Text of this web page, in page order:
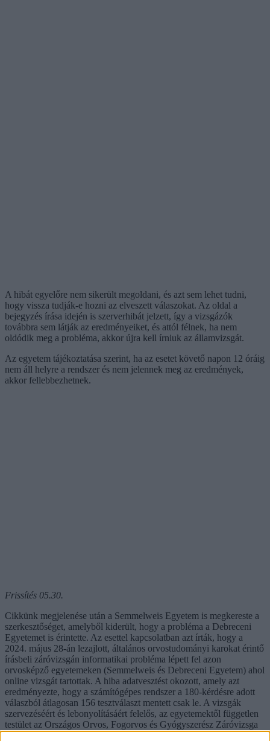
A hibát egyelőre nem sikerült megoldani, és azt sem lehet tudni,
hogy vissza tudják-e hozni az elveszett válaszokat. Az oldal a
bejegyzés írása idején is szerverhibát jelzett, így a vizsgázók
továbbra sem látják az eredményeiket, és attól félnek, ha nem
oldódik meg a probléma, akkor újra kell írniuk az államvizsgát.
Az egyetem tájékoztatása szerint, ha az esetet követő napon 12 óráig
nem áll helyre a rendszer és nem jelennek meg az eredmények,
akkor fellebbezhetnek.
Frissítés 05.30.
Cikkünk megjelenése után a Semmelweis Egyetem is megkereste a
szerkesztőséget, amelyből kiderült, hogy a probléma a Debreceni
Egyetemet is érintette. Az esettel kapcsolatban azt írták, hogy a
2024. május 28-án lezajlott, általános orvostudományi karokat érintő
írásbeli záróvizsgán informatikai probléma lépett fel azon
orvosképző egyetemeken (Semmelweis és Debreceni Egyetem) ahol
online vizsgát tartottak. A hiba adatvesztést okozott, amely azt
eredményezte, hogy a számítógépes rendszer a 180-kérdésre adott
válaszból átlagosan 156 tesztválaszt mentett csak le. A vizsgák
szervezéséért és lebonyolításáért felelős, az egyetemektől független
testület az Országos Orvos, Fogorvos és Gyógyszerész Záróvizsga
Bizottság (OZVB) vizsgálata még tart az ügyben, tájékoztatásuk